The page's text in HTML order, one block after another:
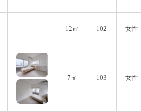
12㎡ 102 女性
7㎡ 103 女性